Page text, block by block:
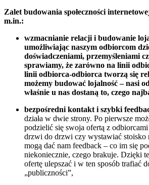
Zalet budowania społeczności
m.in.:
wzmacnianie relacji i budowanie
umożliwiając naszym odbiorcom
doświadczeniami, przemyśleniami
sprawiamy, że zarówno na linii
linii odbiorca-odbiorca tworzą się
możemy budować lojalność – nasi
właśnie u nas dostaną to, czego
bezpośredni kontakt i szybki
działa w dwie strony. Po pierwsze
podzielić się swoja ofertą z
drzwi do drzwi czy wystawiać stoisko
mogą dać nam feedback – co im się
niekoniecznie, czego brakuje. Dzięki
ofertę ulepszać i w ten sposób trafiać
„publiczności”,